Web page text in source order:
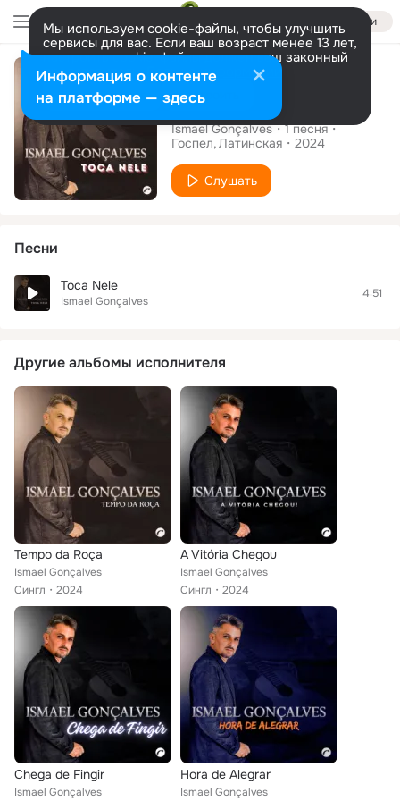
Войти
Мы используем cookie-файлы, чтобы улучшить
сервисы для вас. Если ваш возраст менее 13 лет,
настроить cookie-файлы должен ваш законный
представитель. Больше информации
Разрешить все Настроить
Сингл
Toca Nele
Ismael Gonçalves 1песня
Госпел Латинская 2024
Слушать
Песни
Toca Nele
Ismael Gonçalves
4:51
Другие альбомы исполнителя
Tempo da Roça
Ismael Gonçalves
Сингл
2024
A Vitória Chegou
Ismael Gonçalves
Сингл
2024
Chega de Fingir
Ismael Gonçalves
Hora de Alegrar
Ismael Gonçalves
Информация о контенте
на платформе — здесь